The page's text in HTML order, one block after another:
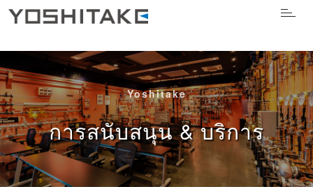
Yoshitake
การสนับสนุน & บริการ